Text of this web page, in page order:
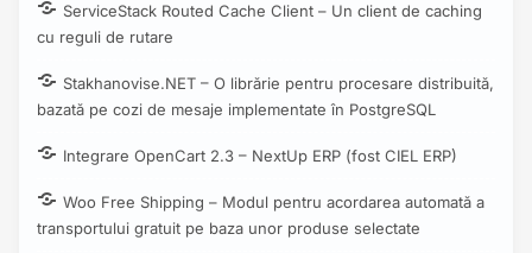
ServiceStack Routed Cache Client – Un client de caching
cu reguli de rutare
Stakhanovise.NET – O librărie pentru procesare distribuită,
bazată pe cozi de mesaje implementate în PostgreSQL
Integrare OpenCart 2.3 – NextUp ERP (fost CIEL ERP)
Woo Free Shipping – Modul pentru acordarea automată a
transportului gratuit pe baza unor produse selectate